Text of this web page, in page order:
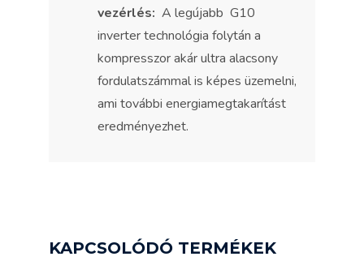
vezérlés: A legújabb G10
inverter technológia folytán a
kompresszor akár ultra alacsony
fordulatszámmal is képes üzemelni,
ami további energiamegtakarítást
eredményezhet.
KAPCSOLÓDÓ TERMÉKEK